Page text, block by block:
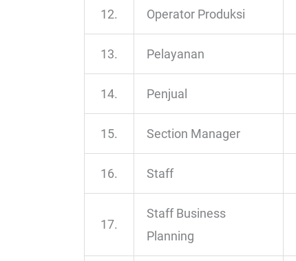
12. Operator Produksi
13. Pelayanan
14. Penjual
15. Section Manager
16. Staff
17.
Staff Business
Planning